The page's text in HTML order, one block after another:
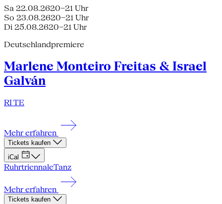
Sa 22.08.2620–21 Uhr
So 23.08.2620–21 Uhr
Di 25.08.2620–21 Uhr
Deutschlandpremiere
Marlene Monteiro Freitas & Israel
Galván
RI TE
Mehr erfahren
Tickets kaufen
iCal
RuhrtriennaleTanz
Mehr erfahren
Tickets kaufen